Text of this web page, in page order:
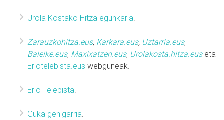
Urola Kostako Hitza egunkaria.
Zarauzkohitza.eus, Karkara.eus, Uztarria.eus,
Baleike.eus, Maxixatzen.eus, Urolakosta.hitza.euseta
Erlotelebista.eus webguneak.
Erlo Telebista.
Guka gehigarria.